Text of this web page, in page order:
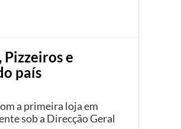
e
país
a primeira loja em
sob a Direcção Geral